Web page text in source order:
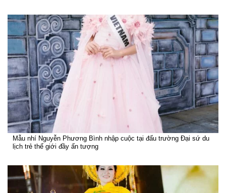
Mẫu nhí Nguyễn Phương Bình nhập cuộc tại đấu trường Đại sứ du
lịch trẻ thế giới đầy ấn tượng